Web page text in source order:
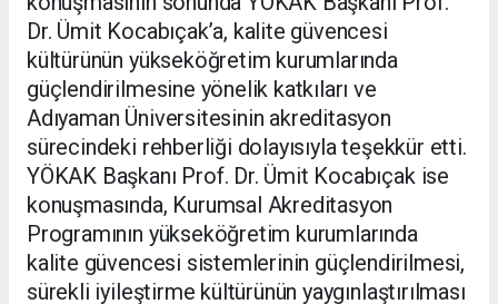
Dr. Ümit Kocabıçak’a, kalite güvencesi
kültürünün yükseköğretim kurumlarında
güçlendirilmesine yönelik katkıları ve
Adıyaman Üniversitesinin akreditasyon
sürecindeki rehberliği dolayısıyla teşekkür etti.
YÖKAK Başkanı Prof. Dr. Ümit Kocabıçak ise
konuşmasında, Kurumsal Akreditasyon
Programının yükseköğretim kurumlarında
kalite güvencesi sistemlerinin güçlendirilmesi,
sürekli iyileştirme kültürünün yaygınlaştırılması